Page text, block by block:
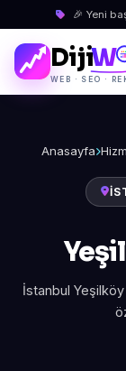
🎉 Yeni
DijiW
WEB · SEO ·
Anasayfa
İstanbul